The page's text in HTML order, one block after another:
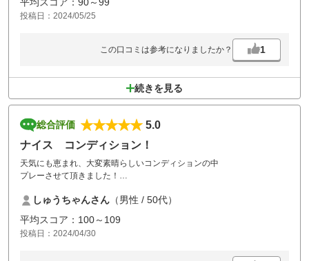
ク直してないよが以前より増えてる印象。これは客層の質の問題ですが
これもゴルフブームの影響でしょうか。
投稿日：2024/05/25
この口コミは参考になりましたか？ 1
続きを見る
総合評価
5.0
ナイス コンディション！
天気にも恵まれ、大変素晴らしいコンディションの中
プレーさせて頂きました！
また伺いたいと思います。
しゅうちゃんさん （男性 / 50代）
平均スコア：100～109
投稿日：2024/04/30